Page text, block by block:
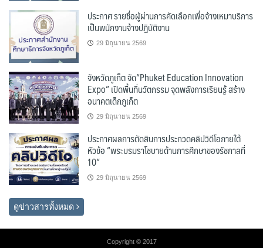
ประกาศ รายชื่อผู้ผ่านการคัดเลือกเพื่อจ้างเหมาบริการ
เป็นพนักงานจ้างปฏิบัติงาน
29 มิถุนายน 2569
จังหวัดภูเก็ต จัด“Phuket Education Innovation
Expo” เปิดพื้นที่นวัตกรรม จุดพลังการเรียนรู้ สร้าง
อนาคตเด็กภูเก็ต
29 มิถุนายน 2569
ประกาศผลการตัดสินการประกวดคลิปวิดีโอภายใต้
หัวข้อ “พระบรมราโชบายด้านการศึกษาของรัชกาลที่
10”
29 มิถุนายน 2569
ดูข่าวสารทั้งหมด
Copyright © 2017